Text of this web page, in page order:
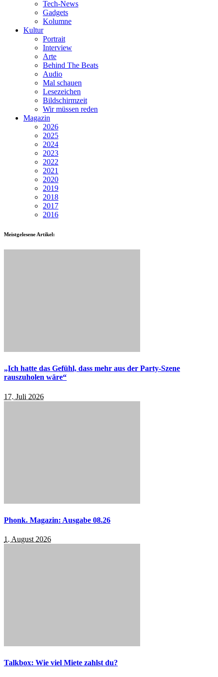
Tech-News
Gadgets
Kolumne
Kultur
Portrait
Interview
Arte
Behind The Beats
Audio
Mal schauen
Lesezeichen
Bildschirmzeit
Wir müssen reden
Magazin
2026
2025
2024
2023
2022
2021
2020
2019
2018
2017
2016
Meistgelesene Artikel:
„Ich hatte das Gefühl, dass mehr aus der Party-Szene
rauszuholen wäre“
17. Juli 2026
Phonk. Magazin: Ausgabe 08.26
1. August 2026
Talkbox: Wie viel Miete zahlst du?